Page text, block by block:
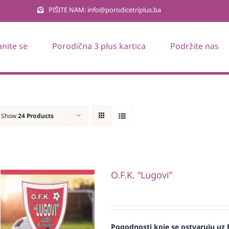
PIŠITE NAM: info@porodicetriplus.ba
se Porodična 3 plus kartica Podržite nas
Show24 Products
O.F.K. “Lugovi”
Pogodnosti koje se ostvaruju uz